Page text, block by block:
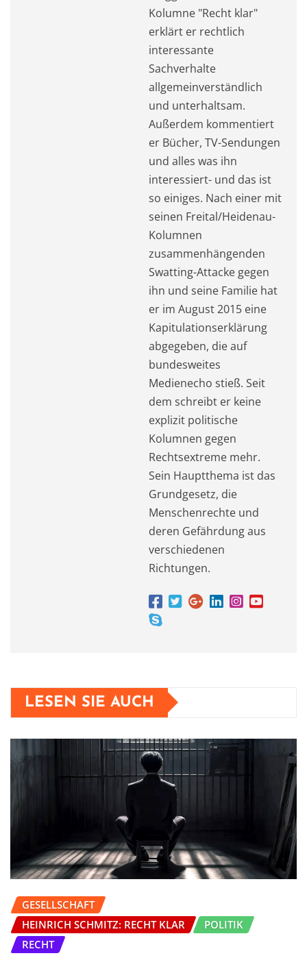
Kolumne "Recht klar"
erklärt er rechtlich
interessante
Sachverhalte
allgemeinverständlich
und unterhaltsam.
Außerdem kommentiert
er Bücher, TV-Sendungen
und alles was ihn
interessiert- und das ist
so einiges. Nach einer mit
seinen Freital/Heidenau-
Kolumnen
zusammenhängenden
Swatting-Attacke gegen
ihn und seine Familie hat
er im August 2015 eine
Kapitulationserklärung
abgegeben, die auf
bundesweites
Medienecho stieß. Seit
dem schreibt er keine
explizit politische
Kolumnen gegen
Rechtsextreme mehr.
Sein Hauptthema ist das
Grundgesetz, die
Menschenrechte und
deren Gefährdung aus
verschiedenen
Richtungen.
LESEN SIE AUCH
GESELLSCHAFT
HEINRICH SCHMITZ: RECHT KLAR
POLITIK
RECHT